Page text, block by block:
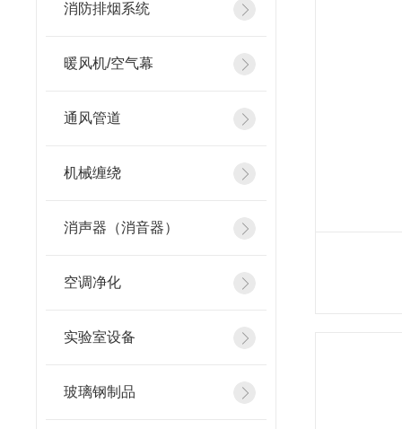
消防排烟系统
暖风机/空气幕
通风管道
机械缠绕
消声器（消音器）
空调净化
实验室设备
玻璃钢制品